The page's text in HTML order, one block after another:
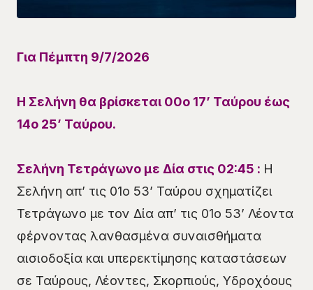
Για Πέμπτη 9/7/2026
Η Σελήνη θα βρίσκεται00ο 17’ Ταύρου έως
14ο 25’ Ταύρου.
Σελήνη Τετράγωνο με Δία στις 02:45 : Η
Σελήνη απ’ τις 01ο 53’ Ταύρου σχηματίζει
Τετράγωνο με τον Δία απ’ τις 01ο 53’ Λέοντα
φέρνοντας λανθασμένα συναισθήματα
αισιοδοξία και υπερεκτίμησης καταστάσεων
σε Ταύρους, Λέοντες, Σκορπιούς, Υδροχόους